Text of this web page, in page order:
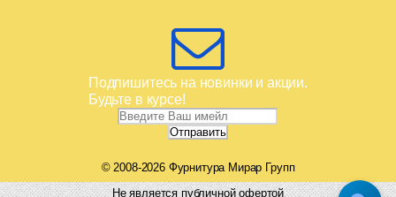
Подпишитесь на новинки и акции.
Будьте в курсе!
© 2008-2026 Фурнитура Мирар Групп
Не является публичной офертой